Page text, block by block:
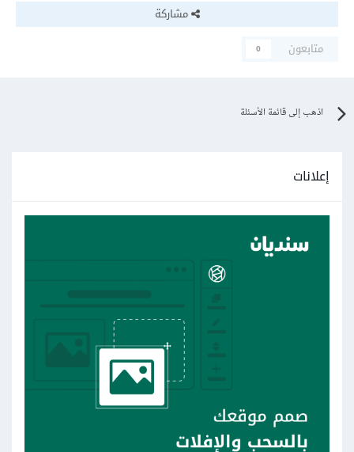
مشاركة
متابعون
0
اذهب إلى قائمة الأسئلة
إعلانات